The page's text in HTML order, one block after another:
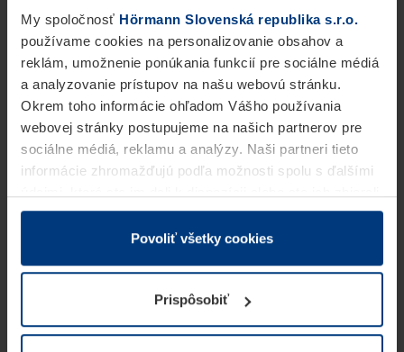
My spoločnosť Hörmann Slovenská republika s.r.o.
používame cookies na personalizovanie obsahov a
reklám, umožnenie ponúkania funkcií pre sociálne médiá
a analyzovanie prístupov na našu webovú stránku.
Okrem toho informácie ohľadom Vášho používania
webovej stránky postupujeme na našich partnerov pre
sociálne médiá, reklamu a analýzy. Naši partneri tieto
informácie zhromažďujú podľa možnosti spolu s ďalšími
v rámci Vášho využívania služieb.
Z právneho hľadiska môžeme cookies ukladať na Vašom
prevádzku tejto stránky. Pre všetky ostatné typy cookie
potrebujeme Vaše povolenie. Vaše povolenie môžete
kedykoľvek zmeniť alebo odvolať vo vysvetlení cookie
Povoliť všetky cookies
Prispôsobiť